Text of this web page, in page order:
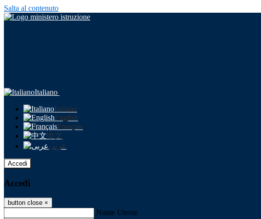
Salta al contenuto
Italiano
Italiano
English
Français
中文
عربى
Accedi
Accedi
button close ×
Nome Utente